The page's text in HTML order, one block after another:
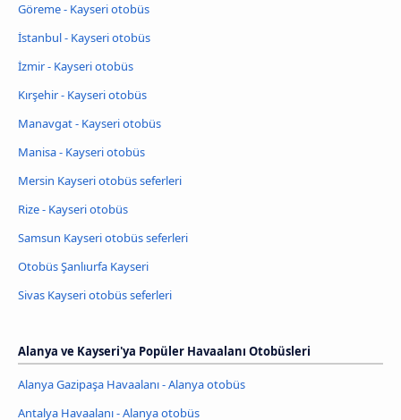
Göreme - Kayseri otobüs
İstanbul - Kayseri otobüs
İzmir - Kayseri otobüs
Kırşehir - Kayseri otobüs
Manavgat - Kayseri otobüs
Manisa - Kayseri otobüs
Mersin Kayseri otobüs seferleri
Rize - Kayseri otobüs
Samsun Kayseri otobüs seferleri
Otobüs Şanlıurfa Kayseri
Sivas Kayseri otobüs seferleri
Alanya ve Kayseri'ya Popüler Havaalanı Otobüsleri
Alanya Gazipaşa Havaalanı - Alanya otobüs
Antalya Havaalanı - Alanya otobüs